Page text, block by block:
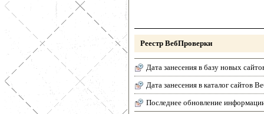
Реестр ВебПроверки
Дата занесения в базу новых
Дата занесения в каталог сайтов
Последнее обновление